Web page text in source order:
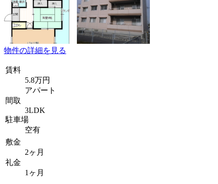
物件の詳細を見る
賃料
5.8万円
アパート
間取
3LDK
駐車場
空有
敷金
2ヶ月
礼金
1ヶ月